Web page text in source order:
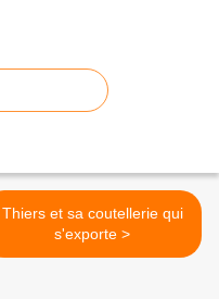
Thiers et sa coutellerie qui
s'exporte >